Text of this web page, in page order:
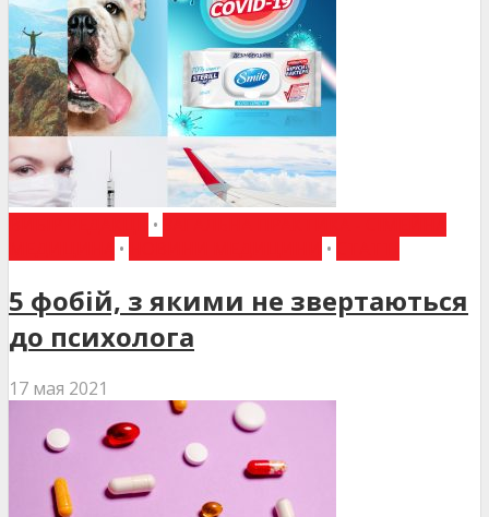
•
• •
5 фобій, з якими не звертаються
до психолога
17 мая 2021